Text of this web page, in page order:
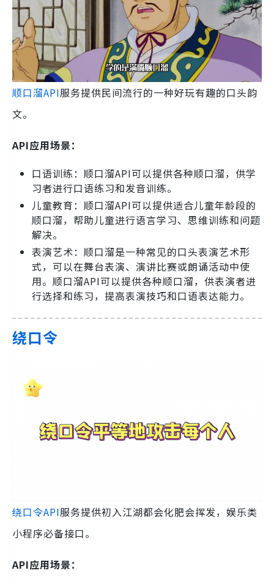
顺口溜API服务提供民间流行的一种好玩有趣的口头韵
文。
API应用场景：
口语训练：顺口溜API可以提供各种顺口溜，供学
习者进行口语练习和发音训练。
儿童教育：顺口溜API可以提供适合儿童年龄段的
顺口溜，帮助儿童进行语言学习、思维训练和问题
解决。
表演艺术：顺口溜是一种常见的口头表演艺术形
式，可以在舞台表演、演讲比赛或朗诵活动中使
用。顺口溜API可以提供各种顺口溜，供表演者进
行选择和练习，提高表演技巧和口语表达能力。
绕口令
绕口令API服务提供初入江湖都会化肥会挥发，娱乐类
小程序必备接口。
API应用场景：